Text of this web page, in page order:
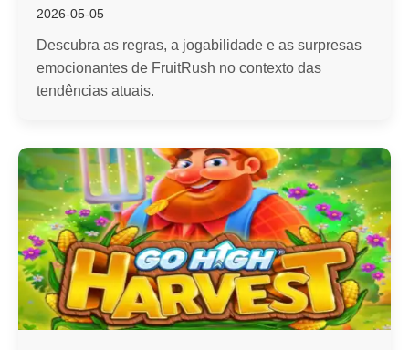
2026-05-05
Descubra as regras, a jogabilidade e as surpresas
emocionantes de FruitRush no contexto das
tendências atuais.